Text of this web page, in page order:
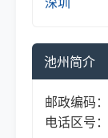
池州简介
邮政编码：
电话区号：